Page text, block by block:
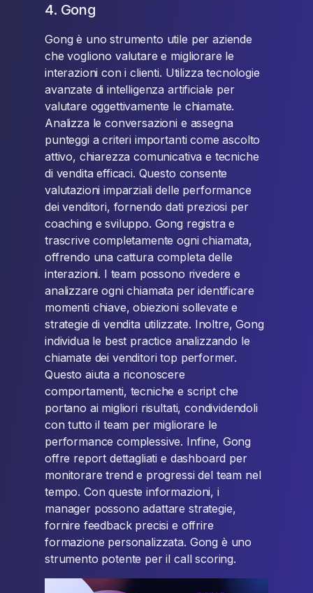
4. Gong
Gong è uno strumento utile per aziende
che vogliono valutare e migliorare le
interazioni con i clienti. Utilizza tecnologie
avanzate di intelligenza artificiale per
valutare oggettivamente le chiamate.
Analizza le conversazioni e assegna
punteggi a criteri importanti come ascolto
attivo, chiarezza comunicativa e tecniche
di vendita efficaci. Questo consente
valutazioni imparziali delle performance
dei venditori, fornendo dati preziosi per
coaching e sviluppo. Gong registra e
trascrive completamente ogni chiamata,
offrendo una cattura completa delle
interazioni. I team possono rivedere e
analizzare ogni chiamata per identificare
momenti chiave, obiezioni sollevate e
strategie di vendita utilizzate. Inoltre, Gong
individua le best practice analizzando le
chiamate dei venditori top performer.
Questo aiuta a riconoscere
comportamenti, tecniche e script che
portano ai migliori risultati, condividendoli
con tutto il team per migliorare le
performance complessive. Infine, Gong
offre report dettagliati e dashboard per
monitorare trend e progressi del team nel
tempo. Con queste informazioni, i
manager possono adattare strategie,
fornire feedback precisi e offrire
formazione personalizzata. Gong è uno
strumento potente per il call scoring.